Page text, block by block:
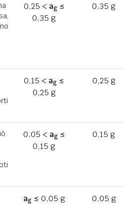
0,25 < ag≤
0,35 g
0,35 g
0,15 < ag ≤
0,25 g
0,25 g
0,05 < ag≤
0,15 g
0,15 g
ag≤ 0,05 g 0,05 g